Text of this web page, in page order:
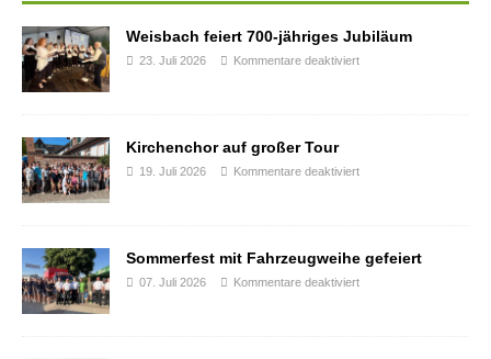
Weisbach feiert 700-jähriges Jubiläum
23. Juli 2026 Kommentare deaktiviert
Kirchenchor auf großer Tour
19. Juli 2026 Kommentare deaktiviert
Sommerfest mit Fahrzeugweihe gefeiert
07. Juli 2026 Kommentare deaktiviert